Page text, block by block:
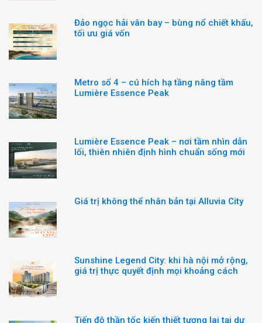
Đảo ngọc hải vân bay – bùng nổ chiết khấu,
tối ưu giá vốn
Metro số 4 – cú hích hạ tầng nâng tầm
Lumière Essence Peak
Lumière Essence Peak – nơi tầm nhìn dẫn
lối, thiên nhiên định hình chuẩn sống mới
Giá trị không thể nhân bản tại Alluvia City
Sunshine Legend City: khi hà nội mở rộng,
giá trị thực quyết định mọi khoảng cách
Tiến độ thần tốc kiến thiết tương lai tại dự